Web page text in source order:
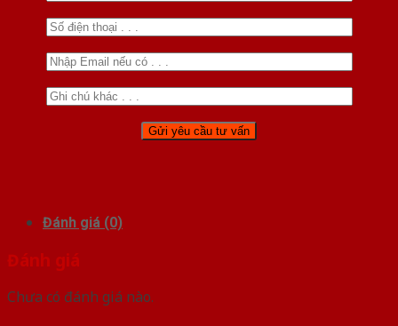
Đánh giá (0)
Đánh giá
Chưa có đánh giá nào.